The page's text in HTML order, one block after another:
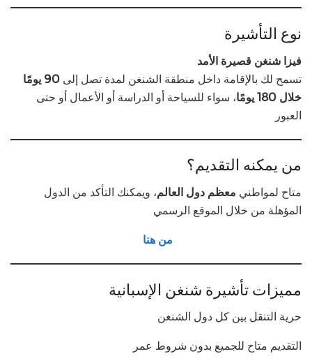
نوع التأشيرة
فيزا شنغن قصيرة الأمد
تسمح لك بالإقامة داخل منطقة الشنغن لمدة تصل إلى
90 يومًا
خلال 180 يومًا
، سواء للسياحة أو الدراسة أو الأعمال أو حتى
العبور
من يمكنه التقديم؟
متاح لمواطني معظم دول العالم، ويمكنك التأكد من الدول
المؤهلة من خلال الموقع الرسمي
من هنا
مميزات تأشيرة شنغن الإسبانية
حرية التنقل بين كل دول الشنغن
التقديم متاح للجميع بدون شروط عمر